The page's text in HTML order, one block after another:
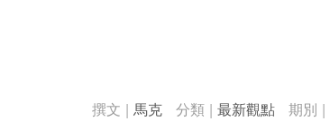
馬克 最新觀點